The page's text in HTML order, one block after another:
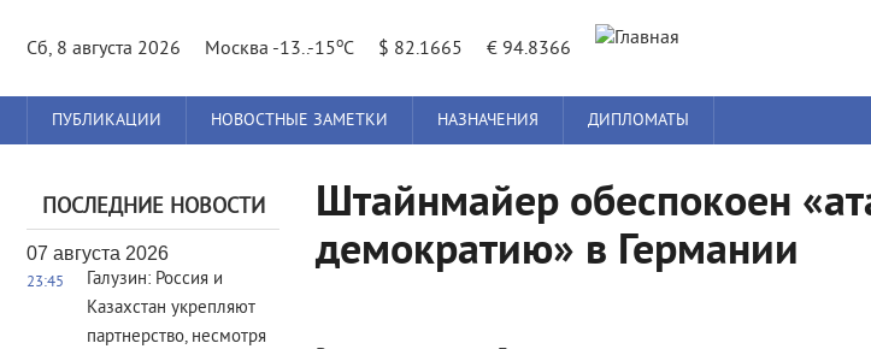
Сб, 8 августа 2026
Москва -13..-15oC $ 82.1665 € 94.8366
Главное
меню
ПУБЛИКАЦИИ НОВОСТНЫЕ ЗАМЕТКИ НАЗНАЧЕНИЯ ДИПЛОМАТЫ
ПОСЛЕДНИЕ НОВОСТИ
07 августа 2026
23:45
Галузин: Россия и
Казахстан укрепляют
партнерство, несмотря
Штайнмайер обеспокоен
демократию» в Германии